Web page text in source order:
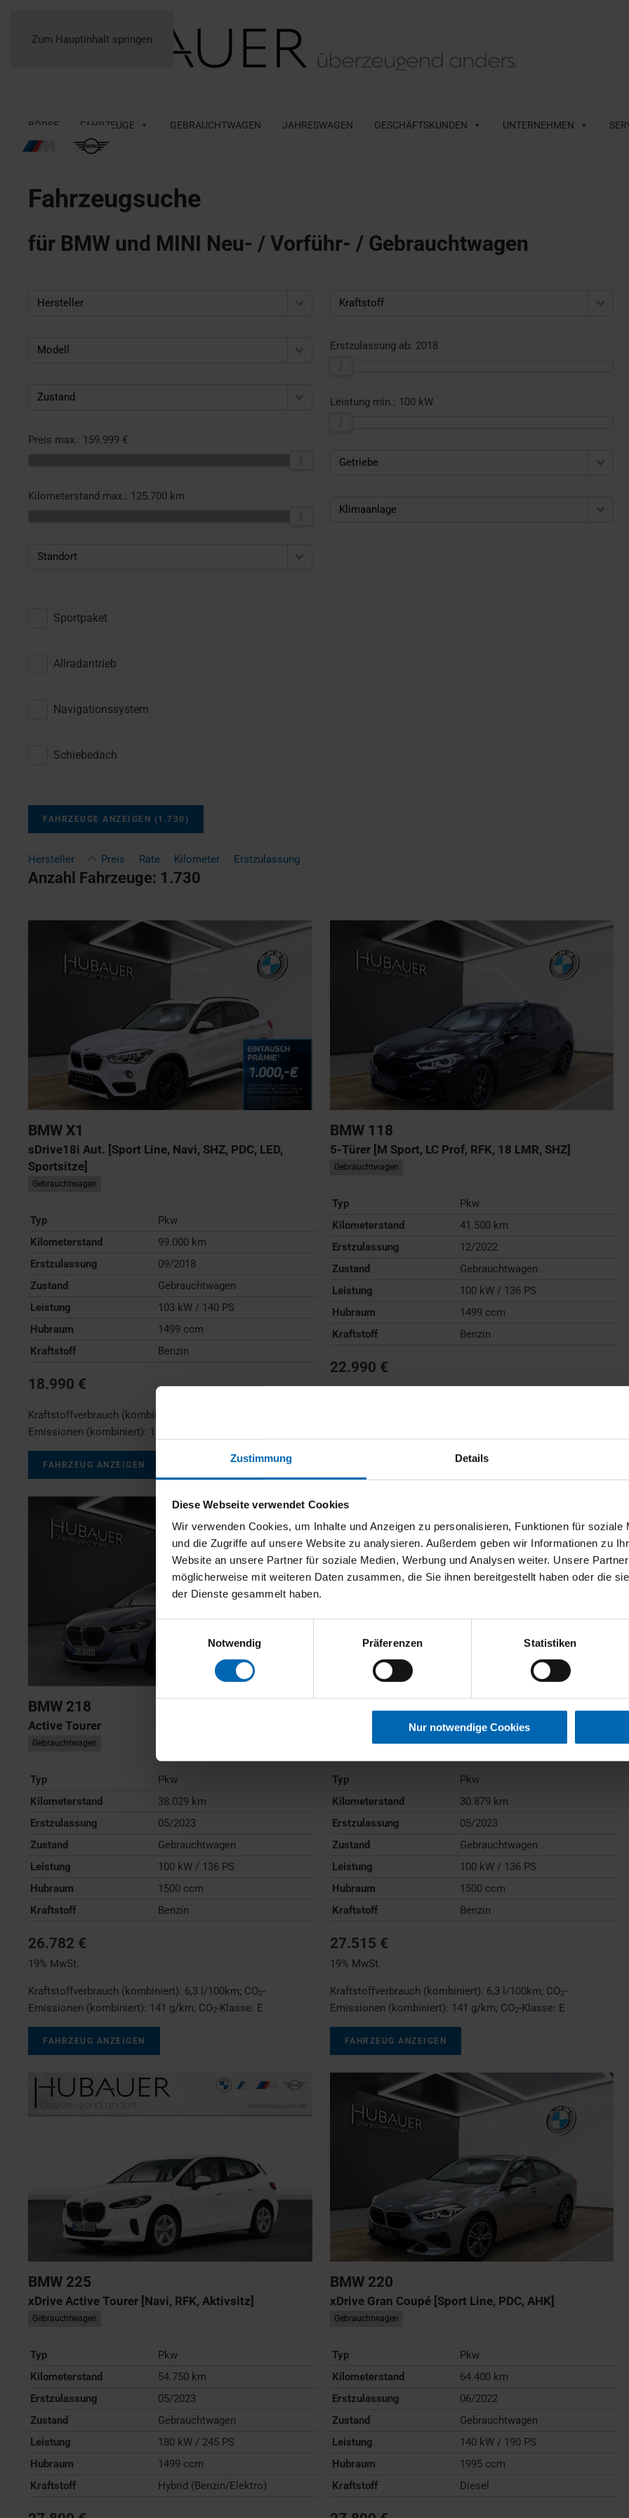
Zustimmung Details
Diese Webseite verwendet Cookies
Wir verwenden Cookies, um Inhalte und Anzeigen zu personalisieren, Funktionen für soziale
und die Zugriffe auf unsere Website zu analysieren. Außerdem geben wir Informationen zu
Website an unsere Partner für soziale Medien, Werbung und Analysen weiter. Unsere
möglicherweise mit weiteren Daten zusammen, die Sie ihnen bereitgestellt haben oder die
der Dienste gesammelt haben.
Notwendig
Präferenzen Statistiken
Nur notwendige Cookies
Zum Hauptinhalt springen
BÖRSE FAHRZEUGE GEBRAUCHTWAGEN JAHRESWAGEN GESCHÄFTSKUNDEN UNTERNEHMEN
Fahrzeugsuche
für BMW und MINI Neu- / Vorführ- / Gebrauchtwagen
Hersteller
Modell
Zustand
Preis max.: 159.999 €
Kilometerstand max.: 125.700 km
Standort
Kraftstoff
Erstzulassung ab: 2018
Leistung min.: 100 kW
Getriebe
Klimaanlage
Sportpaket
Allradantrieb
Navigationssystem
Schiebedach
FAHRZEUGE ANZEIGEN (1.730 )
Hersteller Preis Rate Kilometer Erstzulassung
Anzahl Fahrzeuge: 1.730
BMW X1
sDrive18i Aut. [Sport Line, Navi, SHZ, PDC, LED,
Sportsitze]
Gebrauchtwagen
Typ
Pkw
Kilometerstand
99.000 km
Erstzulassung
09/2018
Zustand
Gebrauchtwagen
Leistung
103 kW / 140 PS
Hubraum
1499 ccm
Kraftstoff
Benzin
18.990 €
Kraftstoffverbrauch (kombiniert):
Emissionen (kombiniert): 159 g/km
FAHRZEUG ANZEIGEN
BMW 118
5-Türer [M Sport, LC Prof, RFK, 18 LMR, SHZ]
Gebrauchtwagen
Typ
Pkw
Kilometerstand
41.500 km
Erstzulassung
12/2022
Zustand
Gebrauchtwagen
Leistung
100 kW / 136 PS
Hubraum
1499 ccm
Kraftstoff
Benzin
22.990 €
BMW 218
Active Tourer
Gebrauchtwagen
Typ
Pkw
Kilometerstand
38.029 km
Erstzulassung
05/2023
Zustand
Gebrauchtwagen
Leistung
100 kW / 136 PS
Hubraum
1500 ccm
Kraftstoff
Benzin
26.782 €
19% MwSt.
Kraftstoffverbrauch (kombiniert): 6,3 l/100km; CO2-
Emissionen (kombiniert): 141 g/km; CO2-Klasse: E
FAHRZEUG ANZEIGEN
218
Gebrauchtwagen
Typ
Pkw
Kilometerstand
30.879 km
Erstzulassung
05/2023
Zustand
Gebrauchtwagen
Leistung
100 kW / 136 PS
Hubraum
1500 ccm
Kraftstoff
Benzin
27.515 €
19% MwSt.
Kraftstoffverbrauch (kombiniert): 6,3 l/100km; CO2-
Emissionen (kombiniert): 141 g/km; CO2-Klasse: E
FAHRZEUG ANZEIGEN
BMW 225
xDrive Active Tourer [Navi, RFK, Aktivsitz]
Gebrauchtwagen
Typ
Pkw
Kilometerstand
54.750 km
Erstzulassung
05/2023
Zustand
Gebrauchtwagen
Leistung
180 kW / 245 PS
Hubraum
1499 ccm
Kraftstoff
Hybrid (Benzin/Elektro)
BMW 220
xDrive Gran Coupé [Sport Line, PDC, AHK]
Gebrauchtwagen
Typ
Pkw
Kilometerstand
64.400 km
Erstzulassung
06/2022
Zustand
Gebrauchtwagen
Leistung
140 kW / 190 PS
Hubraum
1995 ccm
Kraftstoff
Diesel